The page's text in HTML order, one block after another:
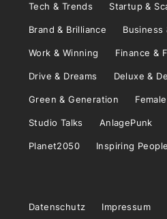
Tech & Trends Startup &
Brand & Brilliance Business
Work & Winning Finance &
Drive & Dreams Deluxe &
Green & Generation
Studio Talks AnlagePunk
Planet2050 Inspiring People
Datenschutz Impressum